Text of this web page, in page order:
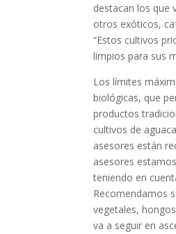
destacan los que
otros exóticos,
“Estos cultivos
limpios para sus
Los límites
biológicas, que
productos
cultivos de
asesores están
asesores
teniendo en
Recomendamos
vegetales,
va a seguir en